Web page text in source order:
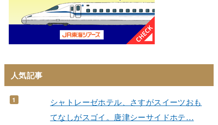
人気記事
シャトレーゼホテル、さすがスイーツおも
てなしがスゴイ。唐津シーサイドホテ…